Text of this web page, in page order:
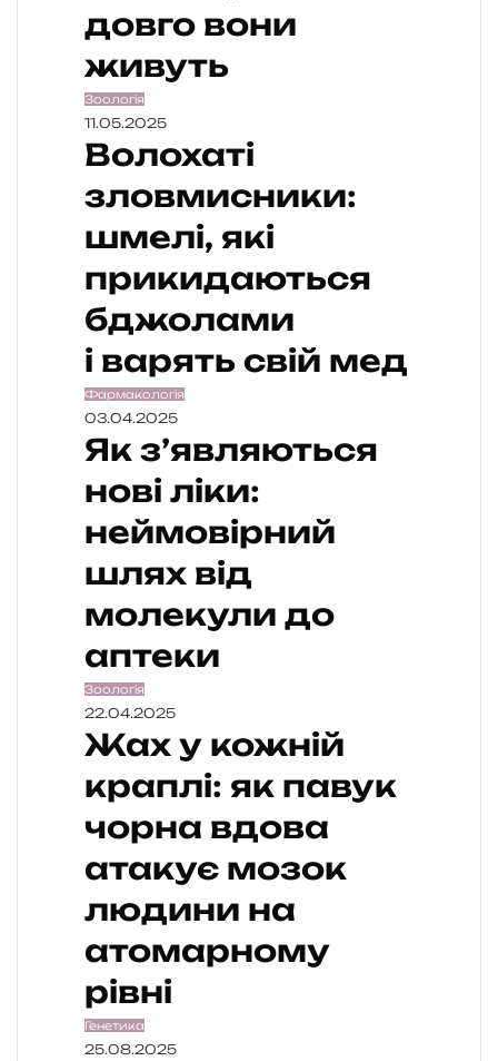
довго вони
живуть
Зоологія
11.05.2025
Волохаті
зловмисники:
шмелі, які
прикидаються
бджолами
і варять свій мед
Фармакологія
03.04.2025
Як з’являються
нові ліки:
неймовірний
шлях від
молекули до
аптеки
Зоологія
22.04.2025
Жах у кожній
краплі: як павук
чорна вдова
атакує мозок
людини на
атомарному
рівні
Генетика
25.08.2025